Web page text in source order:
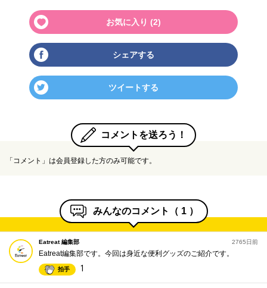
お気に入り (2)
シェアする
ツイートする
コメントを送ろう！
「コメント」は会員登録した方のみ可能です。
みんなのコメント（ 1 ）
Eatreat 編集部 2765日前
Eatreat編集部です。今回は身近な便利グッズのご紹介です。
拍手 1